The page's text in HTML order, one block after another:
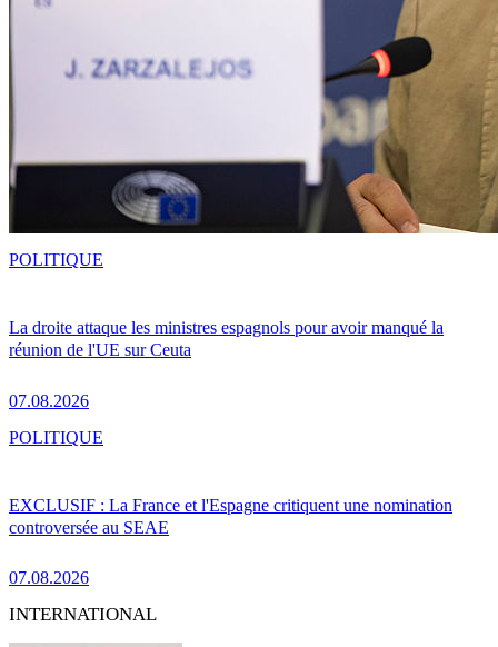
La droite attaque les ministres espagnols pour avoir manqué la
réunion de l'UE sur Ceuta
07.08.2026
POLITIQUE
EXCLUSIF : La France et l'Espagne critiquent une nomination
controversée au SEAE
07.08.2026
POLITIQUE
INTERNATIONAL